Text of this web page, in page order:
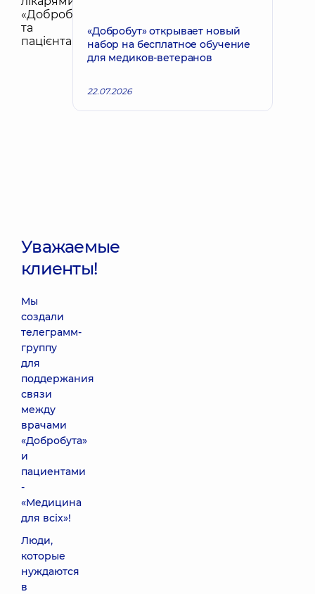
Уважаемые
клиенты!
Мы
создали
телеграмм-
группу
для
поддержания
связи
между
врачами
«Добробута»
и
пациентами
-
«Медицина
для всіх»!
Люди,
которые
нуждаются
в
«Добробут» открывает новый
набор на бесплатное обучение
для медиков-ветеранов
22.07.2026